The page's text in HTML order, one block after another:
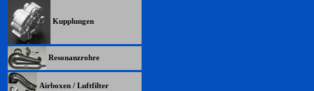
Kupplungen
Resonanzrohre
Airboxen / Luftfilter